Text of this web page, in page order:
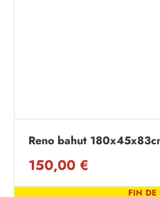
Reno bahut
150,00 €
FIN DE